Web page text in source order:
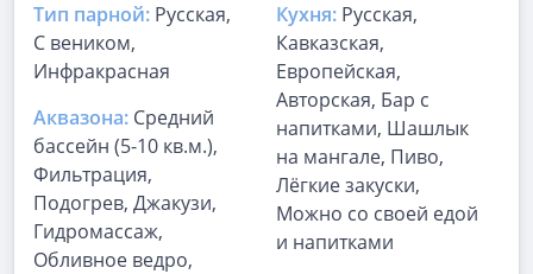
Тип парной: Русская,
С веником,
Инфракрасная
Аквазона: Средний
бассейн (5-10 кв.м.),
Фильтрация,
Подогрев, Джакузи,
Гидромассаж,
Обливное ведро,
Кухня: Русская,
Кавказская,
Европейская,
Авторская, Бар с
напитками, Шашлык
на мангале, Пиво,
Лёгкие закуски,
Можно со своей едой
и напитками